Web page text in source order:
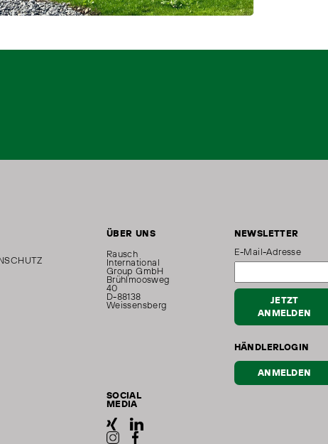
ÜBER UNS
Rausch
International
Group GmbH
Brühlmoosweg
40
D-88138
Weissensberg
SOCIAL
MEDIA
NEWSLETTER
E-Mail-Adresse
JETZT
ANMELDEN
HÄNDLERLOGIN
ANMELDEN